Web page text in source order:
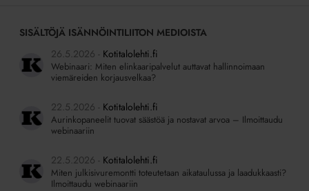
SISÄLTÖJÄ ISÄNNÖINTILIITON MEDIOISTA
26.5.2026
Kotitalolehti.fi
Webinaari: Miten elinkaaripalvelut auttavat hallinnoimaan
viemäreiden korjausvelkaa?
22.5.2026 Kotitalolehti.fi
Aurinkopaneelit tuovat säästöä ja nostavat arvoa – Ilmoittaudu
webinaariin
22.5.2026 Kotitalolehti.fi
Miten julkisivuremontti toteutetaan aikataulussa ja laadukkaasti?
Ilmoittaudu webinaariin